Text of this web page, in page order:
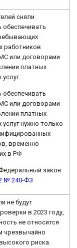
сняли
обеспечивать
работников
или договорами
платных
услуг.
или договорами
платных
услуг нужно только
временно
в РФ
закон
№ 240-ФЗ
не будут
в 2023 году,
не относится
чрезвычайно
риска.